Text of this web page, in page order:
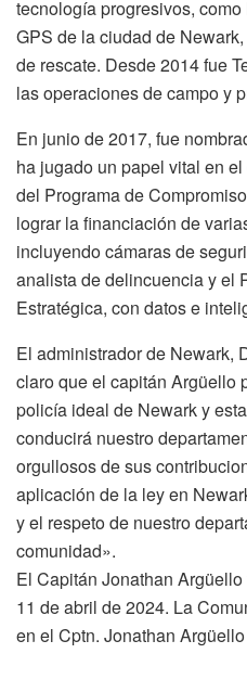
tecnología progresivos,
GPS de la ciudad de
de rescate. Desde 2014 fue
las operaciones de campo y
En junio de 2017, fue
ha jugado un papel vital en
del Programa de
lograr la financiación de
incluyendo cámaras de
analista de delincuencia y el
Estratégica, con datos e
El administrador de Newark,
claro que el capitán Argüello
policía ideal de Newark y
conducirá nuestro
orgullosos de sus
aplicación de la ley en
y el respeto de nuestro
comunidad».
El Capitán Jonathan
11 de abril de 2024. La
en el Cptn. Jonathan